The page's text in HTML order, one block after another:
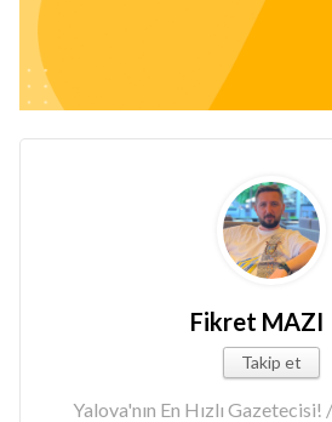
Fikret MAZI
Takip et
Yalova'nın En Hızlı